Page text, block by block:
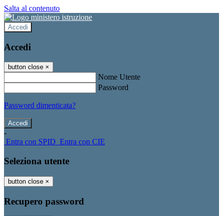
Salta al contenuto
Accedi
Accedi
button close ×
Nome Utente
Password
Password dimenticata?
-
Entra con SPID Entra con CIE
Seleziona utente
button close ×
Recupero password